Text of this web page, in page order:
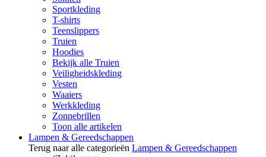
Sportkleding
T-shirts
Teenslippers
Truien
Hoodies
Bekijk alle Truien
Veiligheidskleding
Vesten
Waaiers
Werkkleding
Zonnebrillen
Toon alle artikelen
Lampen & Gereedschappen
Terug naar alle categorieën Lampen & Gereedschappen